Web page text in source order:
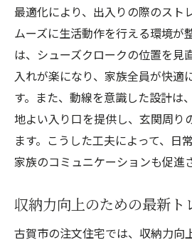
最適化により、出入りの際のスト
ムーズに生活動作を行える環境が
は、シューズクロークの位置を見
入れが楽になり、家族全員が快適
す。また、動線を意識した設計は
地よい入り口を提供し、玄関周り
ます。こうした工夫によって、日
家族のコミュニケーションも促進
収納力向上のための最新ト
古賀市の注文住宅では、収納力向